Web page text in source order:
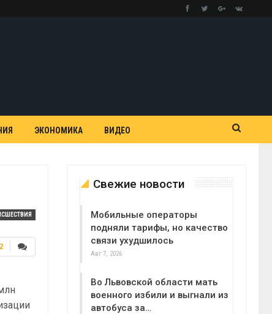
ЭКОНОМИКА ВИДЕО
Свежие новости
Мобильные операторы
подняли тарифы, но качество
связи ухудшилось
Авг 7, 2026
Во Львовской области мать
военного избили и выгнали из
автобуса за…